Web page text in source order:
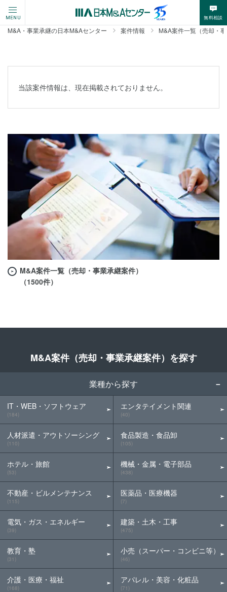
MENU 無料相談
M&A・事業承継の日本M&Aセンター 案件情報 M&A案件一覧（売却・
当該案件情報は、現在掲載されておりません。
M&A案件一覧（売却・事業承継案件）
（1500件）
M&A案件（売却・事業承継案件）を探す
業種から探す
IT・WEB・ソフトウェア
(184)
人材派遣・アウトソーシング
(110)
ホテル・旅館
(53)
不動産・ビルメンテナンス
(115)
電気・ガス・エネルギー
(39)
教育・塾
(31)
介護・医療・福祉
(168)
エンタテイメント関連
(40)
食品製造・食品卸
(105)
機械・金属・電子部品
(438)
医薬品・医療機器
(7)
建築・土木・工事
(475)
小売（スーパー・コンビニ等）
(46)
アパレル・美容・化粧品
(71)